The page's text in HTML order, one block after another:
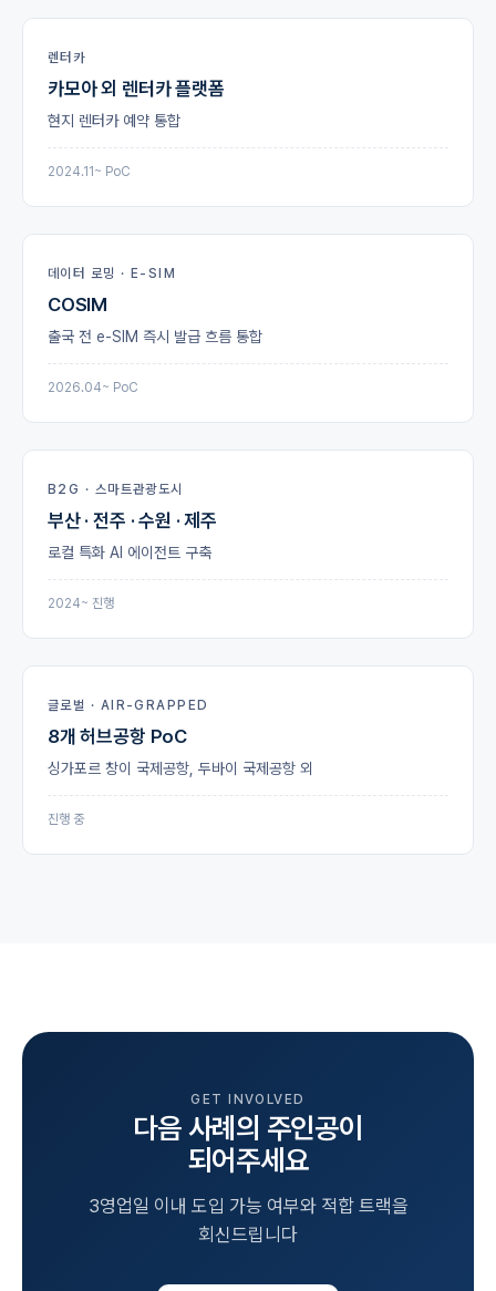
렌터카
카모아 외 렌터카 플랫폼
현지 렌터카 예약 통합
2024.11~ PoC
데이터 로밍 · E-SIM
COSIM
출국 전 e-SIM 즉시 발급 흐름 통합
2026.04~ PoC
B2G · 스마트관광도시
부산 · 전주 · 수원 · 제주
로컬 특화 AI 에이전트 구축
2024~ 진행
글로벌 · AIR-GRAPPED
8개 허브공항 PoC
싱가포르 창이 국제공항, 두바이 국제공항 외
진행 중
GET INVOLVED
다음 사례의 주인공이
되어주세요
3영업일 이내 도입 가능 여부와 적합 트랙을
회신드립니다